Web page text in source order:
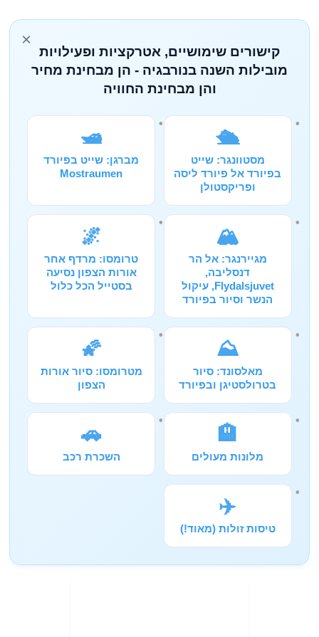
×
קישורים שימושיים, אטרקציות ופעילויות
מובילות השנה בנורבגיה - הן מבחינת מחיר
והן מבחינת החוויה
🛳️
מסטוונגר: שייט
בפיורד אל פיורד ליסה
ופריקסטולן
🛥️
מברגן: שייט בפיורד
Mostraumen
🏔️
מגיירנגר: אל הר
דנסליבה,
Flydalsjuvet, עיקול
הנשר וסיור בפיורד
🌌
טרומסו: מרדף אחר
אורות הצפון נסיעה
בסטייל הכל כלול
⛰️
מאלסונד: סיור
בטרולסטיגן ובפיורד
🌠
מטרומסו: סיור אורות
הצפון
🏨
מלונות מעולים
🚗
השכרת רכב
✈️
טיסות זולות (מאוד!)